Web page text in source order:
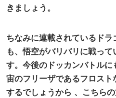
きましょう。
ちなみに連載されているド
も、悟空がバリバリに戦って
す。今後のドッカンバトル
宙のフリーザであるフロス
するでしょうから 、こちら